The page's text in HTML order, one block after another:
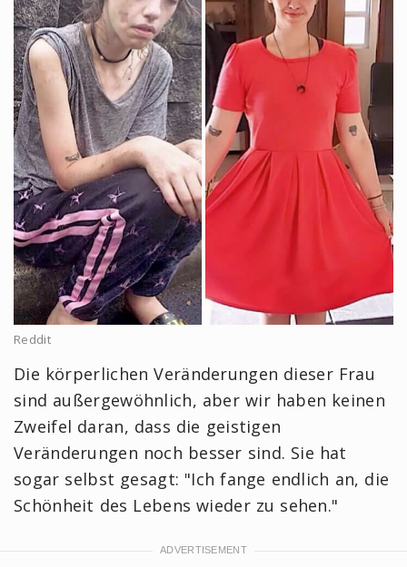
Reddit
Die körperlichen Veränderungen dieser Frau
sind außergewöhnlich, aber wir haben keinen
Zweifel daran, dass die geistigen
Veränderungen noch besser sind. Sie hat
sogar selbst gesagt: "Ich fange endlich an, die
Schönheit des Lebens wieder zu sehen."